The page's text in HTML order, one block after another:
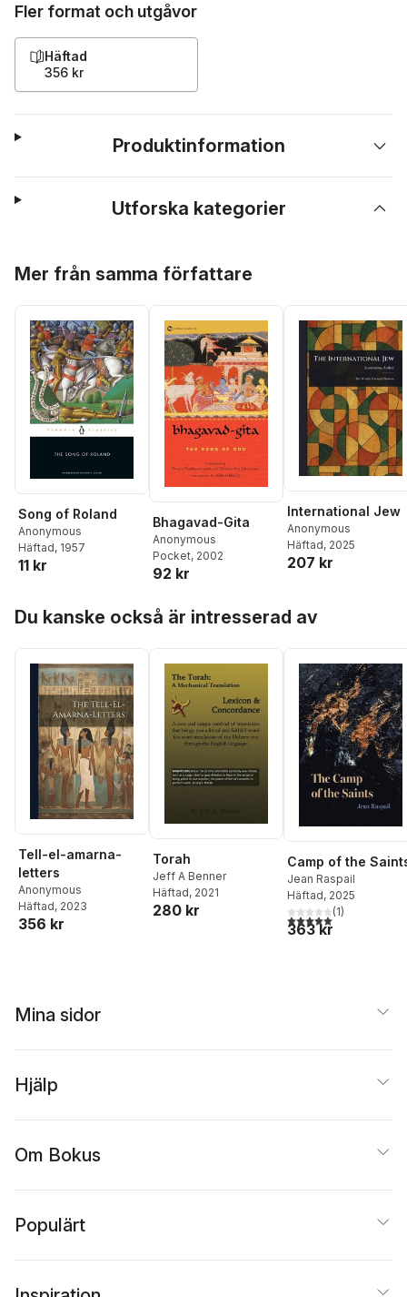
Fler format och utgåvor
Häftad
356 kr
Produktinformation
Utforska kategorier
Mer från samma författare
Song of Roland
Anonymous
Häftad, 1957
11 kr
Bhagavad-Gita
Anonymous
Pocket, 2002
92 kr
International Jew
Anonymous
Häftad, 2025
207 kr
Du kanske också är intresserad av
Tell-el-amarna-
letters
Anonymous
Häftad, 2023
356 kr
Torah
Jeff A Benner
Häftad, 2021
280 kr
Camp of the
Jean Raspail
Häftad, 2025
5,0utav 5 stjärnor.
(1)
363 kr
Mina sidor
Hjälp
Om Bokus
Populärt